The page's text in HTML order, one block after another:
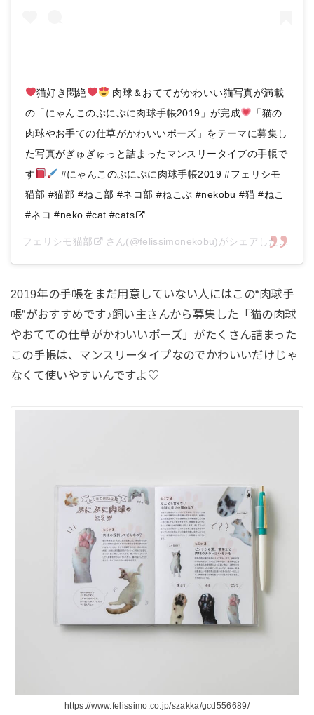
猫好き悶絶
肉球＆おててがかわいい猫写真が満載
の「にゃんこのぷにぷに肉球手帳2019」が完成
「猫の
肉球やお手ての仕草がかわいいポーズ」をテーマに募集し
た写真がぎゅぎゅっと詰まったマンスリータイプの手帳で
す
#にゃんこのぷにぷに肉球手帳2019 #フェリシモ
猫部 #猫部 #ねこ部 #ネコ部 #ねこぶ #nekobu #猫 #ねこ
#ネコ #neko #cat #cats
フェリシモ猫部 さん(@felissimonekobu)がシェアした投稿 –
2019年の手帳をまだ用意していない人にはこの“肉球手
帳”がおすすめです♪飼い主さんから募集した「猫の肉球
やおてての仕草がかわいいポーズ」がたくさん詰まった
この手帳は、マンスリータイプなのでかわいいだけじゃ
なくて使いやすいんですよ♡
https://www.felissimo.co.jp/szakka/gcd556689/